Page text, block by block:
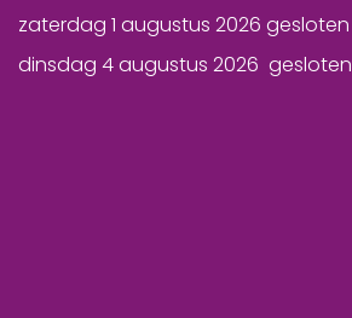
zaterdag 1 augustus 2026 gesloten
dinsdag 4 augustus 2026 gesloten